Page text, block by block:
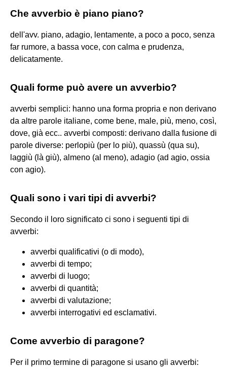
Che avverbio è piano piano?
dell'avv. piano, adagio, lentamente, a poco a poco, senza
far rumore, a bassa voce, con calma e prudenza,
delicatamente.
Quali forme può avere un avverbio?
avverbi semplici: hanno una forma propria e non derivano
da altre parole italiane, come bene, male, più, meno, così,
dove, già ecc.. avverbi composti: derivano dalla fusione di
parole diverse: perlopiù (per lo più), quassù (qua su),
laggiù (là giù), almeno (al meno), adagio (ad agio, ossia
con agio).
Quali sono i vari tipi di avverbi?
Secondo il loro significato ci sono i seguenti tipi di
avverbi:
avverbi qualificativi (o di modo),
avverbi di tempo;
avverbi di luogo;
avverbi di quantità;
avverbi di valutazione;
avverbi interrogativi ed esclamativi.
Come avverbio di paragone?
Per il primo termine di paragone si usano gli avverbi: